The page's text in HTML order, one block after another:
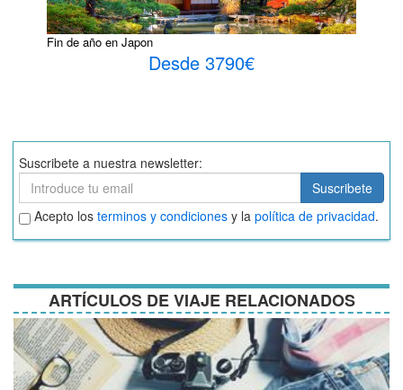
Fin de año en Japon
Desde 3790€
Suscribete a nuestra newsletter:
Suscribete
Suscribete
Aceptar
términos
y
Acepto los terminos y condiciones y la política de privacidad.
ARTÍCULOS DE VIAJE RELACIONADOS